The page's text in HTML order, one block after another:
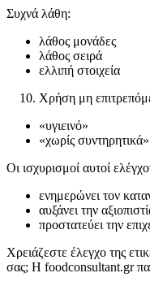
Συχνά λάθη:
λάθος μονάδες
λάθος σειρά
ελλιπή στοιχεία
Χρήση μη
«υγιεινό»
«χωρίς
Οι ισχυρισμοί αυτοί
ενημερώνει τον
αυξάνει την
προστατεύει την
Χρειάζεστε έλεγχο της
σας; Η foodconsultant.gr